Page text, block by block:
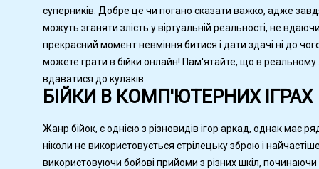
суперників. Добре це чи погано сказати важко, адже
можуть зганяти злість у віртуальній реальності, не
прекрасний момент невміння битися і дати здачі ні до
можете грати в бійки онлайн! Пам'ятайте, що в реальному
вдаватися до кулаків.
БІЙКИ В КОМП'ЮТЕРНИХ ІГРАХ
Жанр бійок, є однією з різновидів ігор аркад, однак має
ніколи не використовується стрілецьку зброю і
використовуючи бойові прийоми з різних шкіл, починаючи